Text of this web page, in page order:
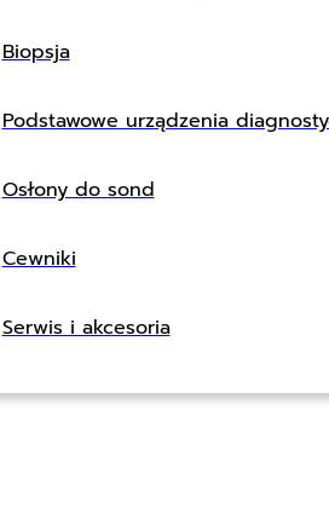
Biopsja
Podstawowe urządzenia
Osłony do sond
Cewniki
Serwis i akcesoria